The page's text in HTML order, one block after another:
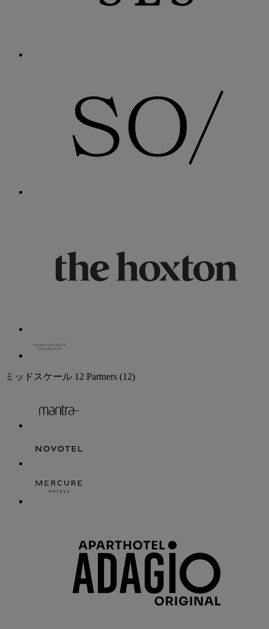
ミッドスケール 12 Partners (12)